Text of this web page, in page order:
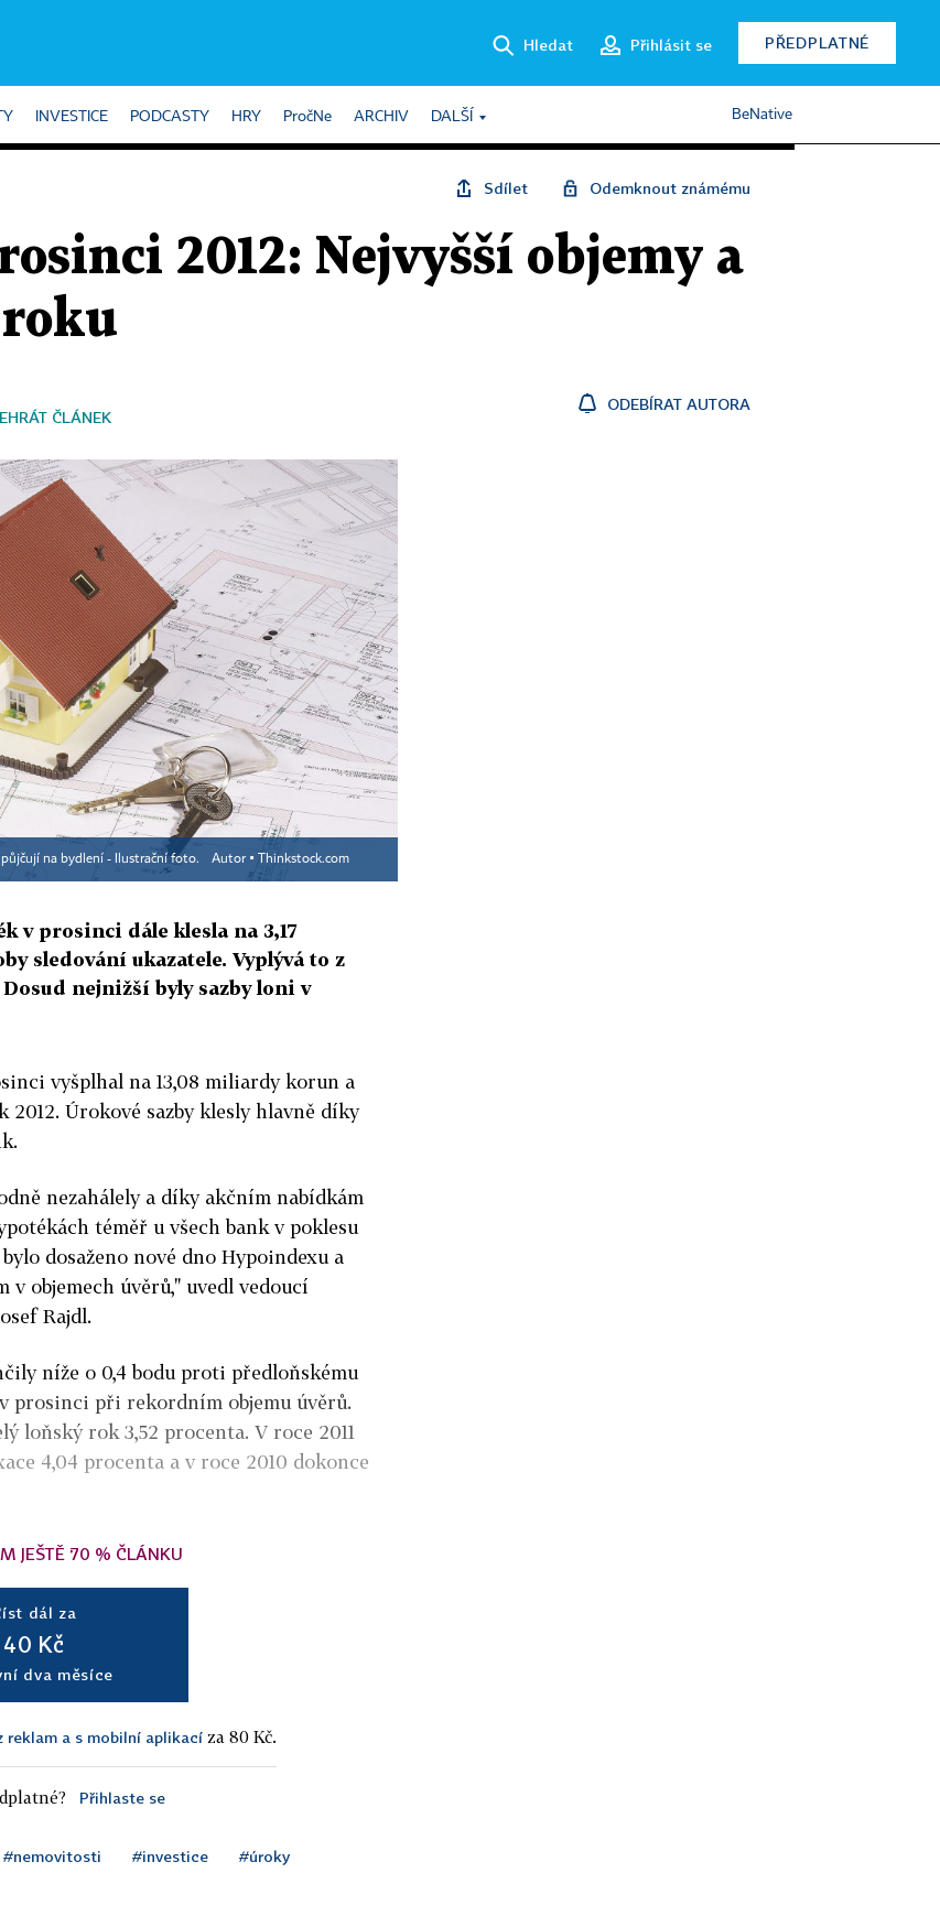
Hledat Přihlásit se PŘEDPLATNÉ
INVESTICE PODCASTY HRY PročNe ARCHIV DALŠÍ BeNative
Sdílet Odemknout známému
2012: Nejvyšší objemy a
ČLÁNEK
ODEBÍRAT AUTORA
na bydlení - Ilustrační foto. Autor ▪ Thinkstock.com
v prosinci dále klesla na 3,17
sledování ukazatele. Vyplývá to z
nejnižší byly sazby loni v
vyšplhal na 13,08 miliardy korun a
2012. Úrokové sazby klesly hlavně díky
nezahálely a díky akčním nabídkám
téměř u všech bank v poklesu
dosaženo nové dno Hypoindexu a
v objemech úvěrů," uvedl vedoucí
Rajdl.
níže o 0,4 bodu proti předloňskému
prosinci při rekordním objemu úvěrů.
loňský rok 3,52 procenta. V roce 2011
4,04 procenta a v roce 2010 dokonce
JEŠTĚ 70 % ČLÁNKU
dál za
40 Kč
dva měsíce
reklam a s mobilní aplikací za 80 Kč.
Přihlaste se
#nemovitosti #investice #úroky